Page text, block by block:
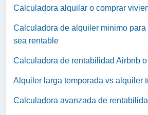
Calculadora alquilar o comprar
Calculadora de alquiler minimo
sea rentable
Calculadora de rentabilidad Airbnb
Alquiler larga temporada vs alquiler
Calculadora avanzada de